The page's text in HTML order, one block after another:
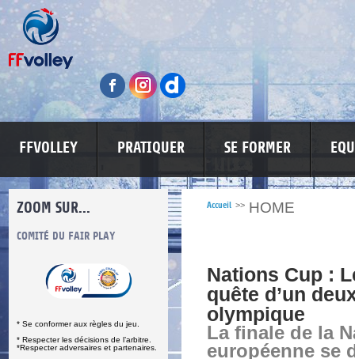
FFVOLLEY PRATIQUER SE FORMER
ZOOM SUR...
COMITÉ DU FAIR PLAY
* Se conformer aux règles du jeu.
* Respecter les décisions de l’arbitre.
*Respecter adversaires et partenaires.
LUTTE CONTRE LES VIOLENCES
Accueil >> HOME
Nations Cup :
quête d’un
olympique
La finale de la
européenne se